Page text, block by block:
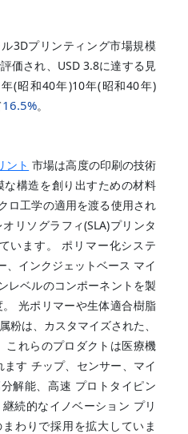
3Dプリンティング市場規模
価され、USD 3.8に達する見
(昭和40年)10年(昭和40年)
16.5%。
ント 市場は高度の印刷の技術
構造を創り出すための材料
ロ工学の適用を渡る使用され
リソグラフィ(SLA)プリンタ
います。 ポリマー化システ
、インクジェットベース マイ
レベルのコンポーネントを製
光ポリマーや生体適合樹脂
粉は、カスタマイズされた、
これらのプロダクトは医療機
す チップ、センサー、マイ
解能、高速 プロトタイピン
続的なイノベーション プリ
わりで採用を拡大していま